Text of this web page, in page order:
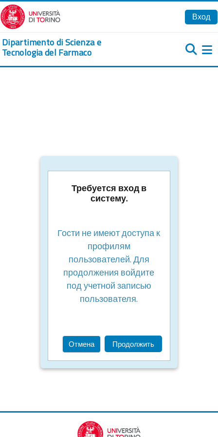
Перейти к основному содержанию
Вход
Dipartimento di Scienza e
Tecnologia del Farmaco
Требуется вход в
систему.
Гости не имеют доступа к
профилям
пользователей. Для
продолжения войдите
под учетной записью
пользователя.
Отмена Продолжить